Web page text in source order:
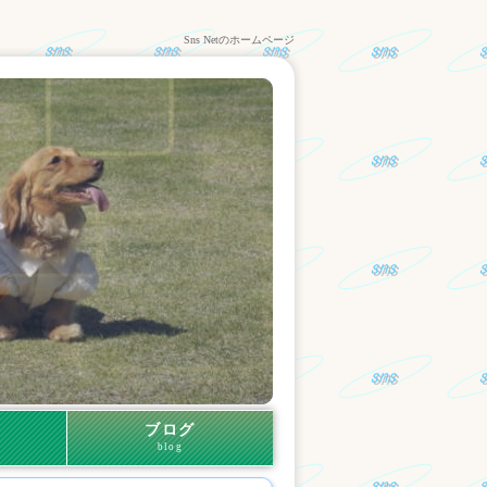
Sns Netのホームページ
ブログ
blog